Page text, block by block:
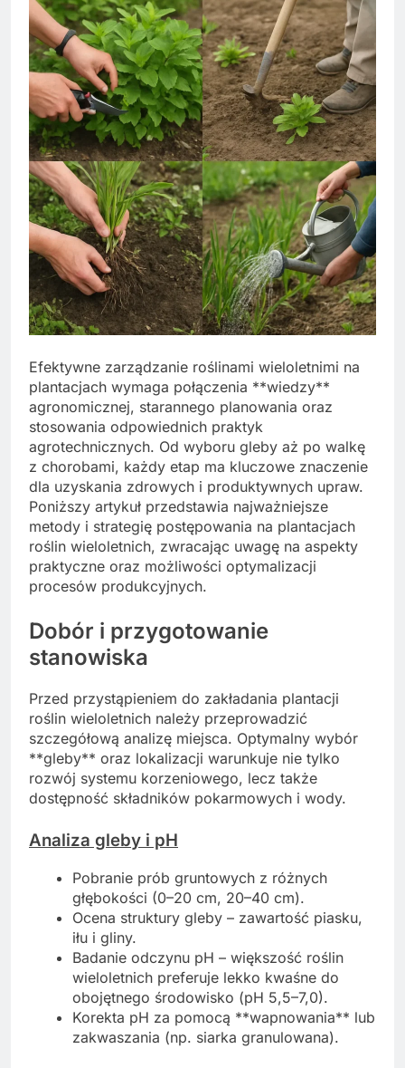
Efektywne zarządzanie roślinami wieloletnimi na
plantacjach wymaga połączenia **wiedzy**
agronomicznej, starannego planowania oraz
stosowania odpowiednich praktyk
agrotechnicznych. Od wyboru gleby aż po walkę
z chorobami, każdy etap ma kluczowe znaczenie
dla uzyskania zdrowych i produktywnych upraw.
Poniższy artykuł przedstawia najważniejsze
metody i strategię postępowania na plantacjach
roślin wieloletnich, zwracając uwagę na aspekty
praktyczne oraz możliwości optymalizacji
procesów produkcyjnych.
Dobór i przygotowanie
stanowiska
Przed przystąpieniem do zakładania plantacji
roślin wieloletnich należy przeprowadzić
szczegółową analizę miejsca. Optymalny wybór
**gleby** oraz lokalizacji warunkuje nie tylko
rozwój systemu korzeniowego, lecz także
dostępność składników pokarmowych i wody.
Analiza gleby i pH
Pobranie prób gruntowych z różnych
głębokości (0–20 cm, 20–40 cm).
Ocena struktury gleby – zawartość piasku,
iłu i gliny.
Badanie odczynu pH – większość roślin
wieloletnich preferuje lekko kwaśne do
obojętnego środowisko (pH 5,5–7,0).
Korekta pH za pomocą **wapnowania** lub
zakwaszania (np. siarka granulowana).